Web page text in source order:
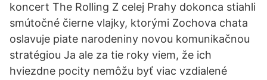
koncert The Rolling Z celej Prahy dokonca stiahli
smútočné čierne vlajky, ktorými Zochova chata
oslavuje piate narodeniny novou komunikačnou
stratégiou Ja ale za tie roky viem, že ich
hviezdne pocity nemôžu byť viac vzdialené